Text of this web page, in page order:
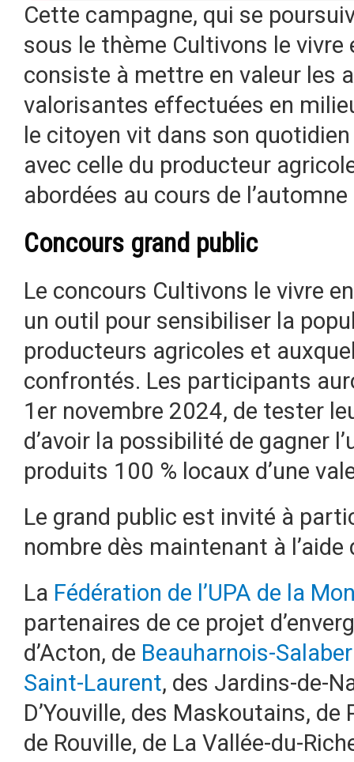
Cette campagne, qui se
sous le thème Cultivons le vivre
consiste à mettre en valeur les
valorisantes effectuées en
le citoyen vit dans son
avec celle du producteur
abordées au cours de
Concours grand public
Le concours Cultivons le vivre
un outil pour sensibiliser la
producteurs agricoles et
confrontés. Les participants
1er novembre 2024, de tester
d’avoir la possibilité de gagner
produits 100 % locaux d’une
Le grand public est invité à
nombre dès maintenant à l’aide
La Fédération de l’UPA de la
partenaires de ce projet
d’Acton, de Beauharnois-
Saint-Laurent, des Jardins-de-
D’Youville, des Maskoutains, de
de Rouville, de La Vallée-du-